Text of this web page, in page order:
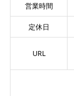
営業時間
定休日
URL